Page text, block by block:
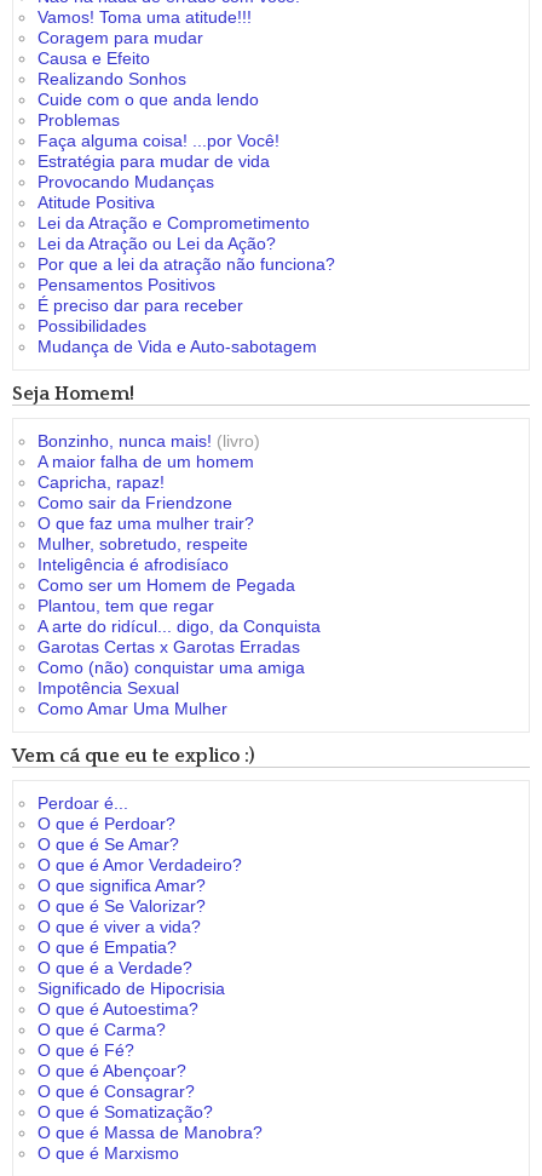
Vamos! Toma uma atitude!!!
Coragem para mudar
Causa e Efeito
Realizando Sonhos
Cuide com o que anda lendo
Problemas
Faça alguma coisa! ...por Você!
Estratégia para mudar de vida
Provocando Mudanças
Atitude Positiva
Lei da Atração e Comprometimento
Lei da Atração ou Lei da Ação?
Por que a lei da atração não funciona?
Pensamentos Positivos
É preciso dar para receber
Possibilidades
Mudança de Vida e Auto-sabotagem
Seja Homem!
Bonzinho, nunca mais! (livro)
A maior falha de um homem
Capricha, rapaz!
Como sair da Friendzone
O que faz uma mulher trair?
Mulher, sobretudo, respeite
Inteligência é afrodisíaco
Como ser um Homem de Pegada
Plantou, tem que regar
A arte do ridícul... digo, da Conquista
Garotas Certas x Garotas Erradas
Como (não) conquistar uma amiga
Impotência Sexual
Como Amar Uma Mulher
Vem cá que eu te explico :)
Perdoar é...
O que é Perdoar?
O que é Se Amar?
O que é Amor Verdadeiro?
O que significa Amar?
O que é Se Valorizar?
O que é viver a vida?
O que é Empatia?
O que é a Verdade?
Significado de Hipocrisia
O que é Autoestima?
O que é Carma?
O que é Fé?
O que é Abençoar?
O que é Consagrar?
O que é Somatização?
O que é Massa de Manobra?
O que é Marxismo